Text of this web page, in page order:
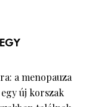
a menopauza
új korszak